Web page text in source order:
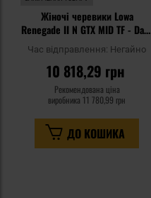
Жіночі черевики Lowa
Renegade II N GTX MID TF - Dark
Час відправлення: Негайно
10 818,29 грн
Рекомендована ціна
виробника 11 780,99 грн
ДО КОШИКА